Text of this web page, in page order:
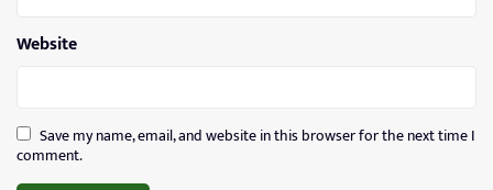
Website
Save my name, email, and website in this browser for the next time I
comment.